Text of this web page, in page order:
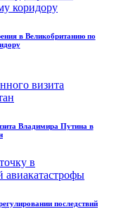
в Великобританию по
Владимира Путина в
последствий